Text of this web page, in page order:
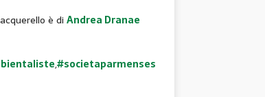
è di Andrea Dranae
,#societaparmenses